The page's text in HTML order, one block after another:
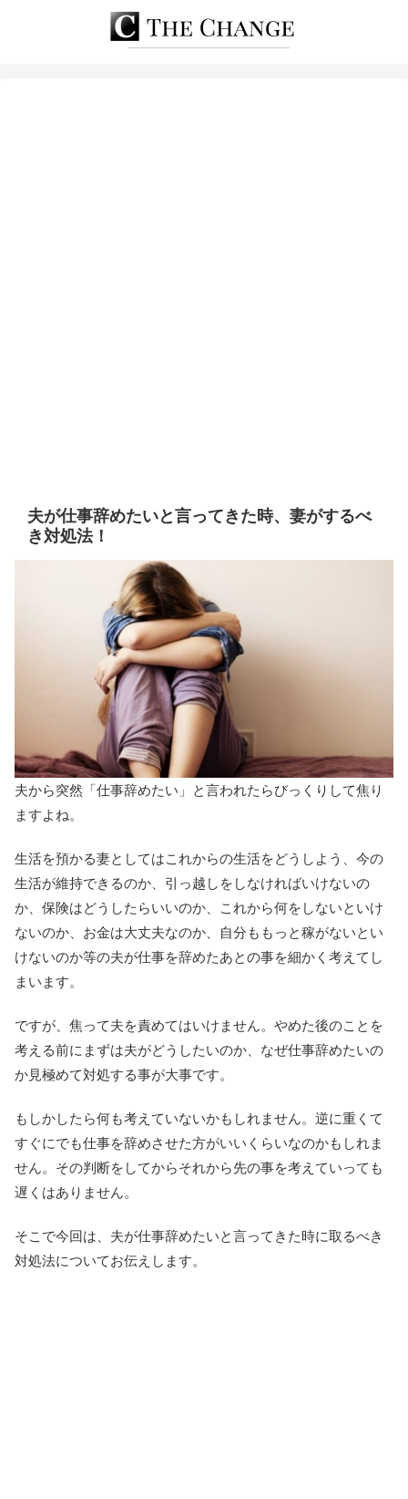
夫が仕事辞めたいと言ってきた時、妻がするべ
き対処法！
夫から突然「仕事辞めたい」と言われたらびっくりして焦り
ますよね。
生活を預かる妻としてはこれからの生活をどうしよう、今の
生活が維持できるのか、引っ越しをしなければいけないの
か、保険はどうしたらいいのか、これから何をしないといけ
ないのか、お金は大丈夫なのか、自分ももっと稼がないとい
けないのか等の夫が仕事を辞めたあとの事を細かく考えてし
まいます。
ですが、焦って夫を責めてはいけません。やめた後のことを
考える前にまずは夫がどうしたいのか、なぜ仕事辞めたいの
か見極めて対処する事が大事です。
もしかしたら何も考えていないかもしれません。逆に重くて
すぐにでも仕事を辞めさせた方がいいくらいなのかもしれま
せん。その判断をしてからそれから先の事を考えていっても
遅くはありません。
そこで今回は、夫が仕事辞めたいと言ってきた時に取るべき
対処法についてお伝えします。